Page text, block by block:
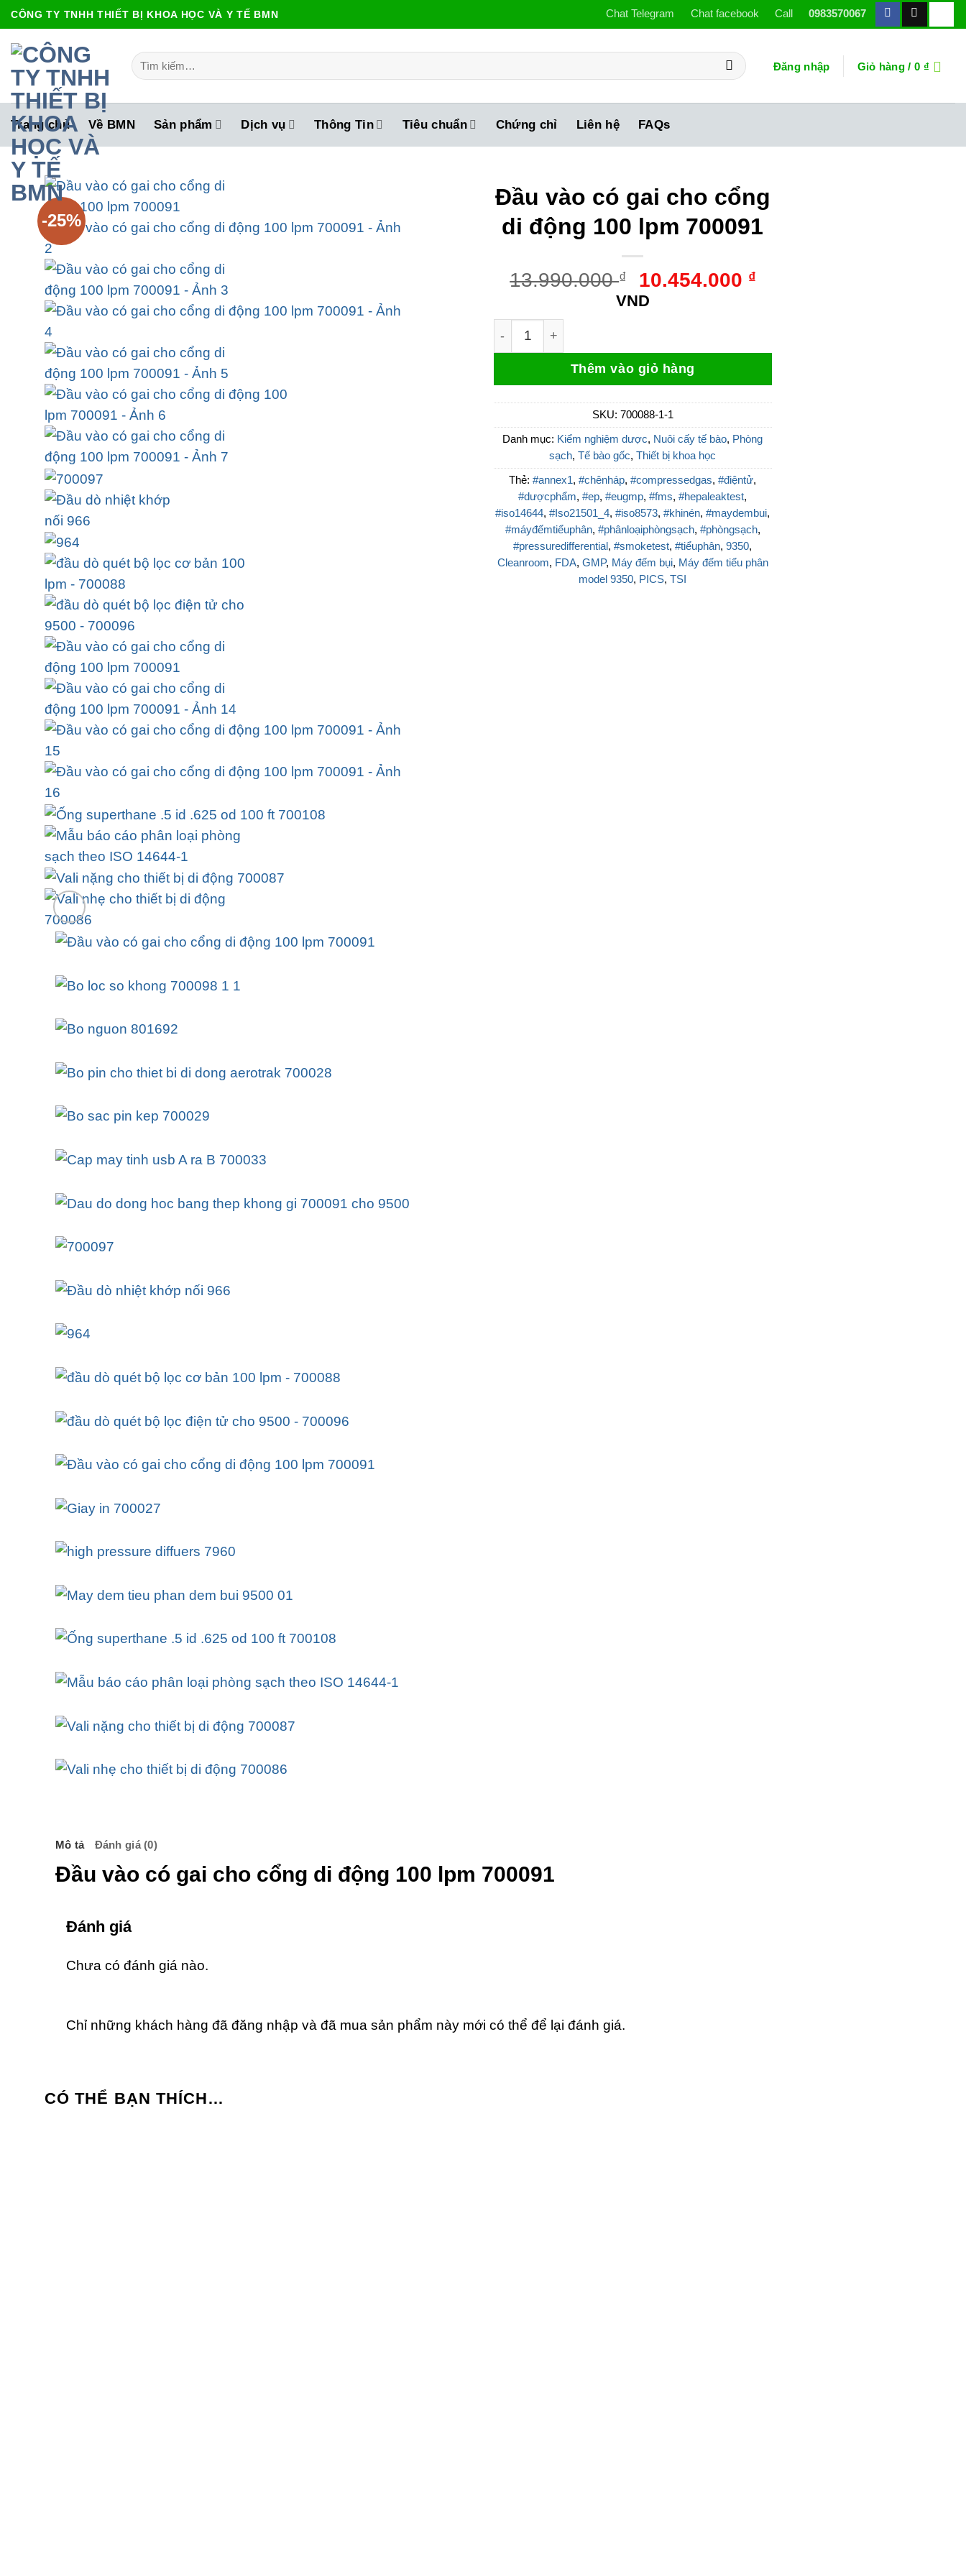
Bỏ
qua
nội
dung
CÔNG TY TNHH THIẾT BỊ KHOA HỌC VÀ Y TẾ BMN Chat Telegram Chat facebook Call 0983570067
Tìm
kiếm:
Đăng nhập Giỏ hàng / 0 ₫
Trang chủ Về BMN Sản phẩm Dịch vụ Thông Tin Tiêu chuẩn Chứng chỉ Liên hệ FAQs
-25%
Đầu vào có gai cho cổng
di động 100 lpm 700091
13.990.000₫
Giá
gốc
10.454.000 ₫Giá
10.454.000 ₫.
VND
Đầu vào có gai cho cổng di động 100 lpm 700091 số lượng
Thêm vào giỏ hàng
SKU: 700088-1-1
Danh mục: Kiểm nghiệm dược, Nuôi cấy tế bào, Phòng
sạch,Tế bào gốc,Thiết bị khoa học
Thẻ:#annex1,#chênháp,#compressedgas,#điệntử,
#dượcphẩm,#ep,#eugmp,#fms,#hepaleaktest,
#iso14644,#Iso21501_4,#iso8573,#khinén,#maydembui,
#máyđếmtiểuphân, #phânloạiphòngsạch, #phòngsạch,
#pressuredifferential ,#smoketest,#tiểuphân,9350,
Cleanroom, FDA, GMP, Máy đếm bụi, Máy đếm tiểu phân
model 9350, PICS,TSI
Mô tả Đánh giá (0)
Đầu vào có gai cho cổng di động 100 lpm 700091
Đánh giá
Chưa có đánh giá nào.
Chỉ những khách hàng đã đăng nhập và đã mua sản phẩm này mới có thể để lại đánh giá.
CÓ THỂ BẠN THÍCH…